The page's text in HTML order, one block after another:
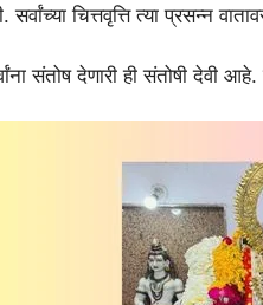
सर्वांच्या चित्तवृत्ति त्या प्रसन्न
संतोष देणारी ही संतोषी देवी आहे.